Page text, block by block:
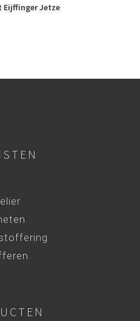
Eijffinger Jetze